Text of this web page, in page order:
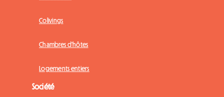
Colivings
Chambres d'hôtes
Logements entiers
Société